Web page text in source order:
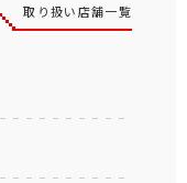
取り扱い店舗一覧